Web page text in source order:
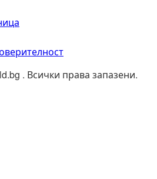
. Всички права запазени.